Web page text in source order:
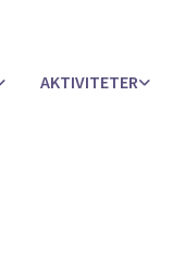
AKTIVITETER